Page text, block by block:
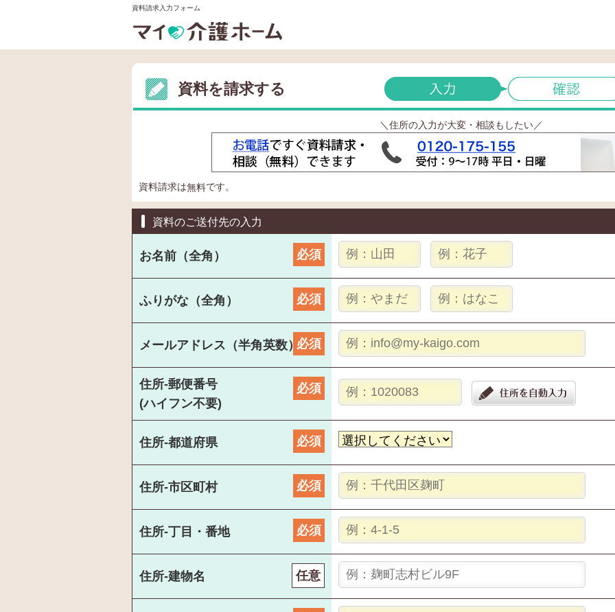
資料請求入力フォーム
資料を請求する
＼住所の入力が大変・相談もしたい／
資料請求は無料です。
資料のご送付先の入力
お名前（全角） 必須
ふりがな（全角） 必須
メールアドレス（半角英数）必須
住所-郵便番号
(ハイフン不要)
必須
住所-都道府県 必須
住所-市区町村 必須
住所-丁目・番地 必須
住所-建物名 任意